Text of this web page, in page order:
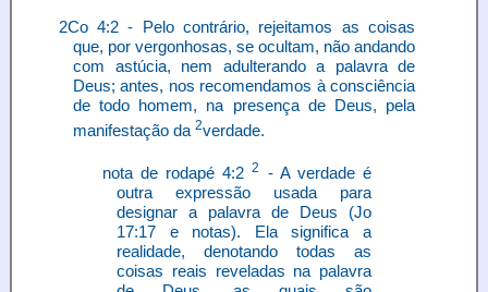
2Co 4:2 - Pelo contrário, rejeitamos as coisas
que, por vergonhosas, se ocultam, não andando
com astúcia, nem adulterando a palavra de
Deus; antes, nos recomendamos à consciência
de todo homem, na presença de Deus, pela
manifestação da 2verdade.
nota de rodapé 4:22
- A verdade é
outra expressão usada para
designar a palavra de Deus (Jo
17:17 e notas). Ela significa a
realidade, denotando todas as
coisas reais reveladas na palavra